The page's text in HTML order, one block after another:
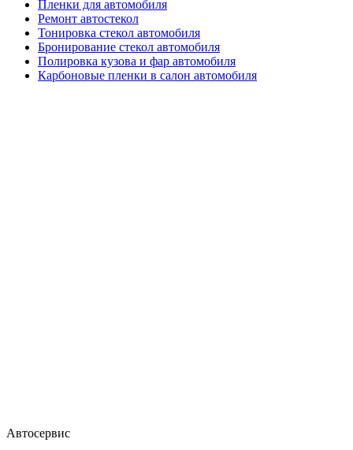
Пленки для автомобиля
Ремонт автостекол
Тонировка стекол автомобиля
Бронирование стекол автомобиля
Полировка кузова и фар автомобиля
Карбоновые пленки в салон автомобиля
Автосервис